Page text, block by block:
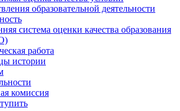
образовательной деятельности
система оценки качества образования
работа
истории
комиссия